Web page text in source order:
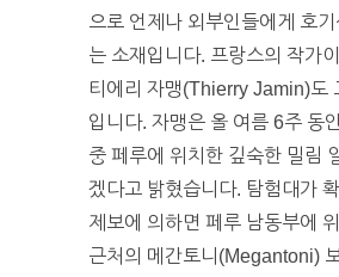
으로 언제나 외부인들에게 호
는 소재입니다. 프랑스의 작가
티에리 자맹(Thierry Jamin)도
입니다. 자맹은 올 여름 6주 동
중 페루에 위치한 깊숙한 밀림
겠다고 밝혔습니다. 탐험대가
제보에 의하면 페루 남동부에
근처의 메간토니(Megantoni)